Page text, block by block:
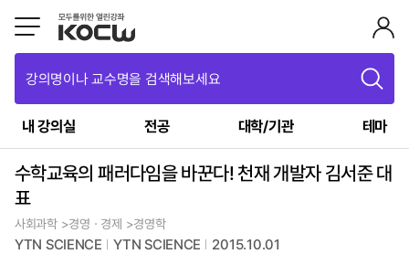
강의명이나 교수명을 검색해보세요
내 강의실 전공 대학/기관 테마
수학교육의 패러다임을 바꾼다! 천재 개발자 김서준 대
표
사회과학 >경영ㆍ경제 >경영학
YTN SCIENCE YTN SCIENCE 2015.10.01